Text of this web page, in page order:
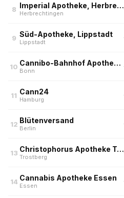
8 Imperial Apotheke, Herbrechtingen
Herbrechtingen
9 Süd-Apotheke, Lippstadt
Lippstadt
10 Cannibo-Bahnhof Apotheke Bonn
Bonn
11 Cann24
Hamburg
12 Blütenversand
Berlin
13 Christophorus Apotheke Trostberg
Trostberg
14 Cannabis Apotheke Essen
Essen